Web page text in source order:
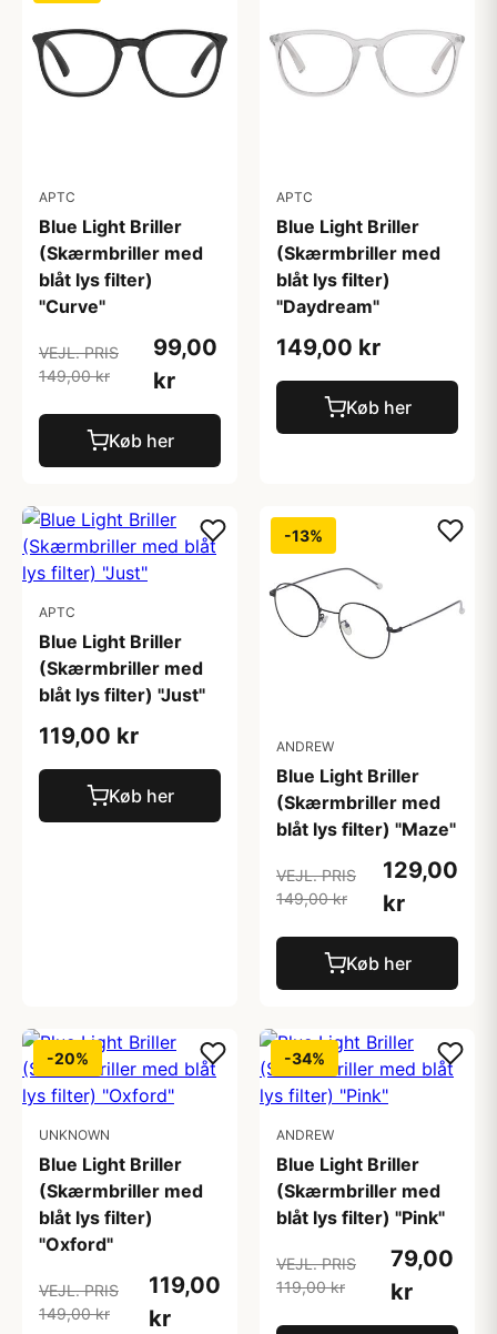
APTC
Blue Light Briller
(Skærmbriller med
blåt lys filter)
"Curve"
VEJL. PRIS
149,00 kr
99,00
kr
Køb her
APTC
Blue Light Briller
(Skærmbriller med
blåt lys filter)
"Daydream"
149,00 kr
Køb her
APTC
Blue Light Briller
(Skærmbriller med
blåt lys filter) "Just"
119,00 kr
Køb her
-13%
ANDREW
Blue Light Briller
(Skærmbriller med
blåt lys filter) "Maze"
VEJL. PRIS
149,00 kr
129,00
kr
Køb her
-20%
UNKNOWN
Blue Light Briller
(Skærmbriller med
blåt lys filter)
"Oxford"
VEJL. PRIS
149,00 kr
119,00
kr
-34%
ANDREW
Blue Light Briller
(Skærmbriller med
blåt lys filter) "Pink"
VEJL. PRIS
119,00 kr
79,00
kr